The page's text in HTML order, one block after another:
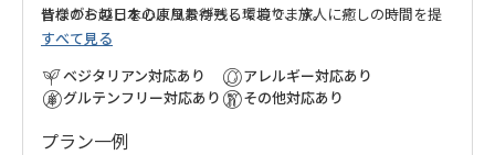
昔ながらの日本の原風景が残る環境で、旅人に癒しの時間を提
供します。
清潔で広々とした客室には美しい庭が広がり、静けさの中でゆ
ったりと過ごせます。
熊野本宮大社へのアクセスも良好で、翌朝は余裕を持って参拝
可能。熊野詣の前泊に最適なロケーションです。
皆様のお越しを心よりお待ちしております。
すべて見る
ベジタリアン対応あり
グルテンフリー対応あり
アレルギー対応あり
その他対応あり
プラン一例